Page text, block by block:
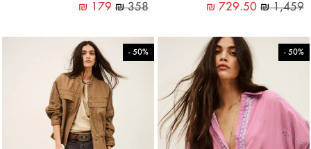
₪1,459
₪ 729.50
₪358
₪ 179
50%
-
50%
-